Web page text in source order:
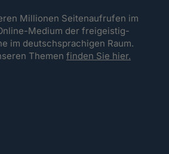
Millionen Seitenaufrufen im
Medium der freigeistig-
im deutschsprachigen Raum.
Themenfinden Sie hier.